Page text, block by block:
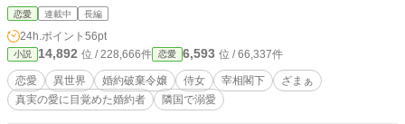
界では噂になり王宮勤めも難しくなってしまったのだが、聡明で貞節のあるユス
ティアの優秀さを見込み隣国の勅使から女官に欲しいと望まれる。 過去を振り
切り新天地に向かうがのだった。 一方、愛を選んだ元婚約者は予測外の出来事
と悲劇に見舞われることになるのだった。 令嬢は大公に溺愛され過ぎているの
続編です!
恋愛 連載中 長編
24h.ポイント 56pt
小説 14,892 位 / 228,666件 恋愛 6,593 位 / 66,337件
恋愛 異世界 婚約破棄令嬢 侍女 宰相閣下
ざまぁ
真実の愛に目覚めた婚約者
隣国で溺愛